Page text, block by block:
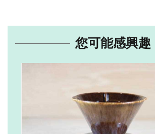
您可能感興趣